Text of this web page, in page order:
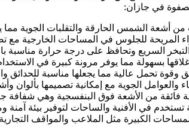
في جازان:
أشعة الشمس الحارقة والتقلبات الجوية
المريحة للجلوس في المساحات الخارجية مع
السريع وتحافظ على درجة حرارة مناسبة
بسهولة مما يوفر مرونة كبيرة في
وقوة تحمل عالية مما يجعلها مناسبة للحدائق
فائقة من الأشعة فوق البنفسجية وهي شفافة
في الأفنية والساحات لتوفير بيئة آمنة
الكبيرة مثل الملاعب والمواقف